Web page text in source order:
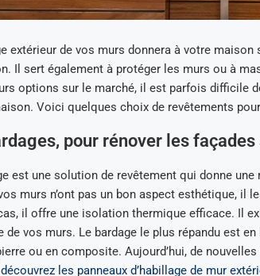
extérieur de vos murs donnera à votre
Il sert également à protéger les murs ou à
options sur le marché, il est parfois difficile
Voici quelques choix de revêtements
pour rénover les
est une solution de revêtement qui donne
murs n’ont pas un bon aspect esthétique, il
il offre une isolation thermique efficace. Il
de vos murs. Le bardage le plus répandu est
ou en composite. Aujourd’hui, de
découvrez les panneaux d’habillage de mur